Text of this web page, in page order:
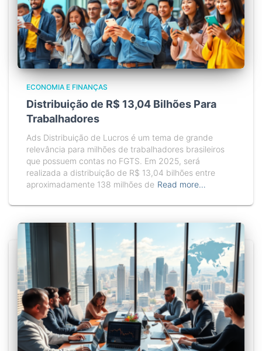
ECONOMIA E FINANÇAS
Distribuição de R$ 13,04 Bilhões Para
Trabalhadores
Ads Distribuição de Lucros é um tema de grande
relevância para milhões de trabalhadores brasileiros
que possuem contas no FGTS. Em 2025, será
realizada a distribuição de R$ 13,04 bilhões entre
aproximadamente 138 milhões de Read more…